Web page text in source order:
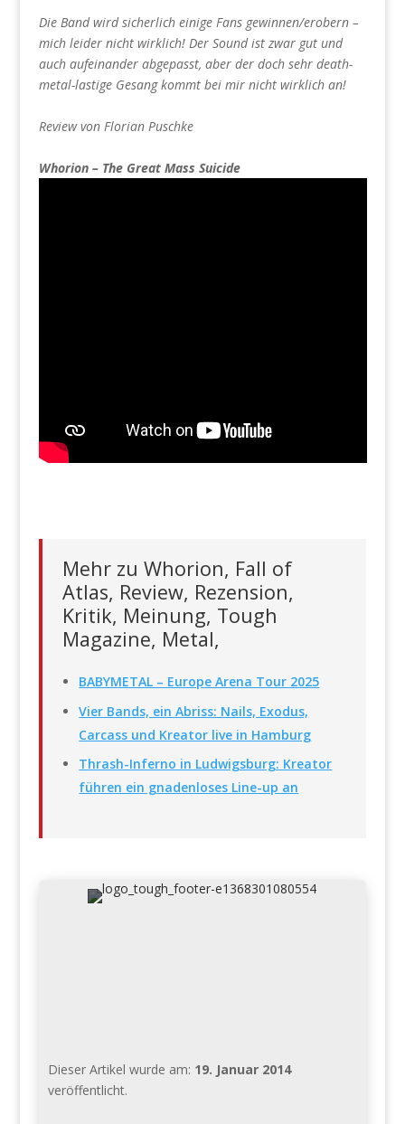
Die Band wird sicherlich einige Fans gewinnen/erobern –
mich leider nicht wirklich! Der Sound ist zwar gut und
auch aufeinander abgepasst, aber der doch sehr death-
metal-lastige Gesang kommt bei mir nicht wirklich an!
Review von Florian Puschke
Whorion – The Great Mass Suicide
Mehr zu Whorion, Fall of
Atlas, Review, Rezension,
Kritik, Meinung, Tough
Magazine, Metal,
BABYMETAL – Europe Arena Tour 2025
Vier Bands, ein Abriss: Nails, Exodus,
Carcass und Kreator live in Hamburg
Thrash-Inferno in Ludwigsburg: Kreator
führen ein gnadenloses Line-up an
Dieser Artikel wurde am: 19. Januar 2014
veröffentlicht.